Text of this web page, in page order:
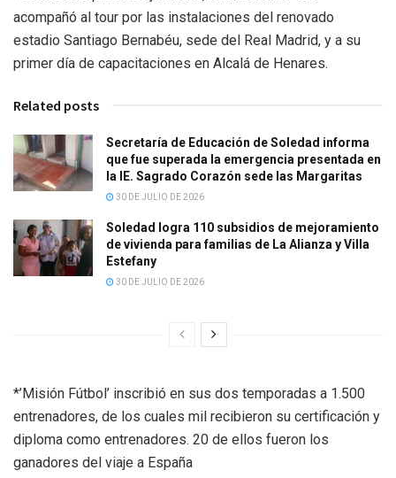
acompañó al tour por las instalaciones del renovado
estadio Santiago Bernabéu, sede del Real Madrid, y a su
primer día de capacitaciones en Alcalá de Henares.
Related posts
Secretaría de Educación de Soledad informa
que fue superada la emergencia presentada en
la IE. Sagrado Corazón sede las Margaritas
30 DE JULIO DE 2026
Soledad logra 110 subsidios de mejoramiento
de vivienda para familias de La Alianza y Villa
Estefany
30 DE JULIO DE 2026
*’Misión Fútbol’ inscribió en sus dos temporadas a 1.500
entrenadores, de los cuales mil recibieron su certificación y
diploma como entrenadores. 20 de ellos fueron los
ganadores del viaje a España